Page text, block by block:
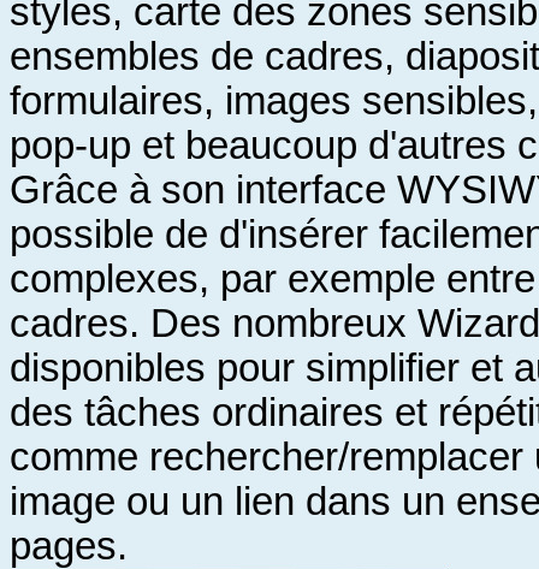
styles, carte des zones
ensembles de cadres,
formulaires, images
pop-up et beaucoup d'autres
Grâce à son interface
possible de d'insérer
complexes, par exemple
cadres. Des nombreux
disponibles pour simplifier et
des tâches ordinaires et
comme rechercher/remplacer
image ou un lien dans un
pages.